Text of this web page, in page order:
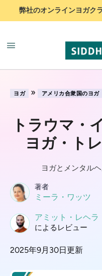
弊社のオンラインヨガク
ヨガ » アメリカ合衆国のヨガ
トラウマ・
ヨガ・ト
ヨガとメンタル
著者
ミーラ・ワッツ
アミット・レヘラ
によるレビュー
2025年9月30日更新